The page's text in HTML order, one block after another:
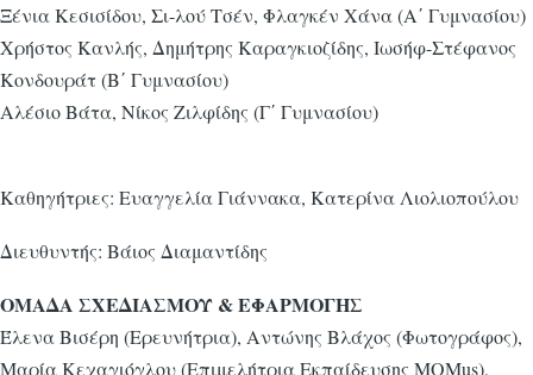
Ξένια Κεσισίδου, Σι-λού Τσέν, Φλαγκέν Χάνα (Α΄ Γυμνασίου)
Χρήστος Κανλής, Δημήτρης Καραγκιοζίδης, Ιωσήφ-Στέφανος
Κονδουράτ (Β΄ Γυμνασίου)
Αλέσιο Βάτα, Νίκος Ζιλφίδης (Γ΄ Γυμνασίου)
Καθηγήτριες: Ευαγγελία Γιάννακα, Κατερίνα Λιολιοπούλου
Διευθυντής: Βάιος Διαμαντίδης
ΟΜΑΔΑ ΣΧΕΔΙΑΣΜΟΥ & ΕΦΑΡΜΟΓΗΣ
Έλενα Βισέρη (Ερευνήτρια), Αντώνης Βλάχος (Φωτογράφος),
Μαρία Κεχαγιόγλου (Επιμελήτρια Εκπαίδευσης MOMus),